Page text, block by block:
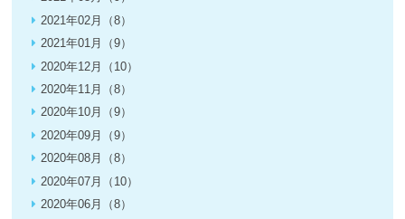
2021年02月（8）
2021年01月（9）
2020年12月（10）
2020年11月（8）
2020年10月（9）
2020年09月（9）
2020年08月（8）
2020年07月（10）
2020年06月（8）